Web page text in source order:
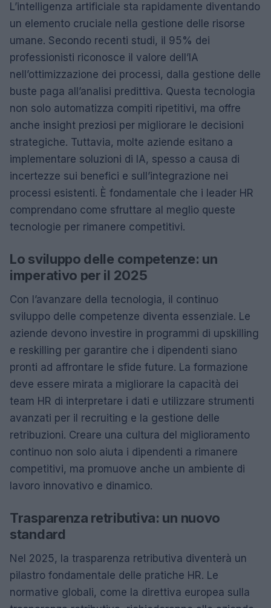
L’intelligenza artificiale sta rapidamente diventando
un elemento cruciale nella gestione delle risorse
umane. Secondo recenti studi, il 95% dei
professionisti riconosce il valore dell’IA
nell’ottimizzazione dei processi, dalla gestione delle
buste paga all’analisi predittiva. Questa tecnologia
non solo automatizza compiti ripetitivi, ma offre
anche insight preziosi per migliorare le decisioni
strategiche. Tuttavia, molte aziende esitano a
implementare soluzioni di IA, spesso a causa di
incertezze sui benefici e sull’integrazione nei
processi esistenti. È fondamentale che i leader HR
comprendano come sfruttare al meglio queste
tecnologie per rimanere competitivi.
Lo sviluppo delle competenze: un
imperativo per il 2025
Con l’avanzare della tecnologia, il continuo
sviluppo delle competenze diventa essenziale. Le
aziende devono investire in programmi di upskilling
e reskilling per garantire che i dipendenti siano
pronti ad affrontare le sfide future. La formazione
deve essere mirata a migliorare la capacità dei
team HR di interpretare i dati e utilizzare strumenti
avanzati per il recruiting e la gestione delle
retribuzioni. Creare una cultura del miglioramento
continuo non solo aiuta i dipendenti a rimanere
competitivi, ma promuove anche un ambiente di
lavoro innovativo e dinamico.
Trasparenza retributiva: un nuovo
standard
Nel 2025, la trasparenza retributiva diventerà un
pilastro fondamentale delle pratiche HR. Le
normative globali, come la direttiva europea sulla